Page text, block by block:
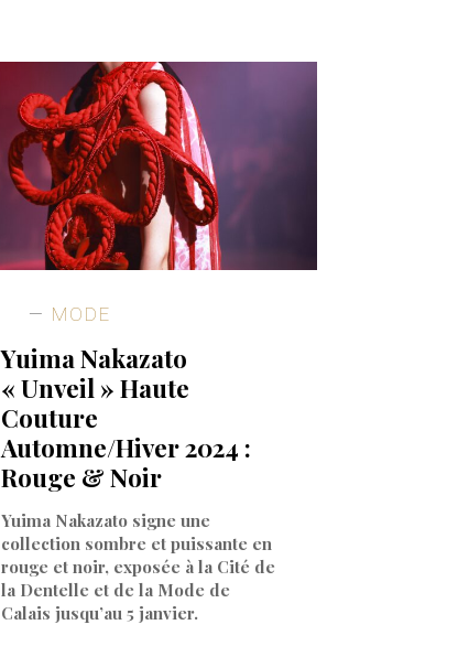
MODE
Yuima Nakazato
« Unveil » Haute
Couture
Automne/Hiver 2024 :
Rouge & Noir
Yuima Nakazato signe une
collection sombre et puissante en
rouge et noir, exposée à la Cité de
la Dentelle et de la Mode de
Calais jusqu’au 5 janvier.